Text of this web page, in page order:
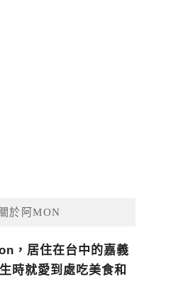
關於阿MON
，居住在台中的嘉義
時就愛到處吃美食和